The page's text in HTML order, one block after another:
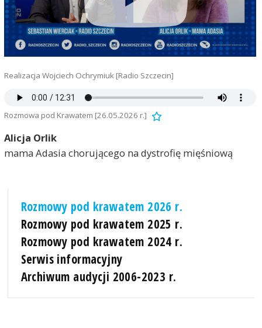
Realizacja Wojciech Ochrymiuk [Radio Szczecin]
Rozmowa pod Krawatem [26.05.2026 r.]
Alicja Orlik
mama Adasia chorującego na dystrofię mięśniową
Rozmowy pod krawatem 2026 r.
Rozmowy pod krawatem 2025 r.
Rozmowy pod krawatem 2024 r.
Serwis informacyjny
Archiwum audycji 2006-2023 r.